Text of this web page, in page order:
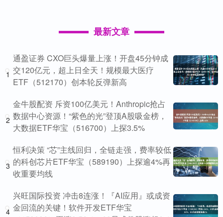
最新文章
1
通盈证券 CXO巨头爆量上涨！开盘45分钟成
交120亿元，超上日全天！规模最大医疗
ETF（512170）创本轮反弹新高
2
金牛股配资 斥资100亿美元！Anthropic抢占
数据中心资源！“紫色的光”登顶A股吸金榜，
大数据ETF华宝（516700）上探3.5%
3
恒利决策 “芯”主线回归，全链走强，费率较低
的科创芯片ETF华宝（589190）上探逾4%再
收重要均线
4
兴旺国际投资 冲击8连涨！『AI应用』或成资
金回流的关键！软件开发ETF华宝